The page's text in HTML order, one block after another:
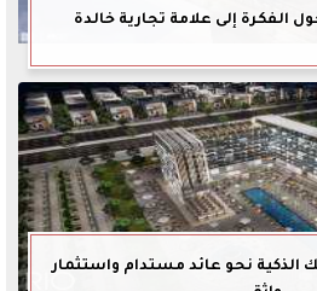
الفكرة إلى علامة تجارية خالدة
الذكية نحو عائد مستدام واستثمار